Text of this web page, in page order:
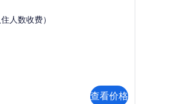
人数收费）
查看价格